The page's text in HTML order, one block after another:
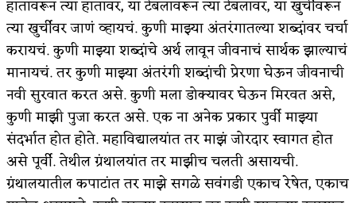
जोशी
डेंग्यू: ताप उतरला म्हणजे धोका टळला असे नाही!
४ जुलै – इतिहासात घडलेल्या महत्त्वाच्या घटना
सुवर्ण – झळाळी
‘अर्थ’पूर्ण हास्य
अष्टपैलू : खंडू रांगणेकर
हातावरून त्या हातावर, या टेबलावरून त्या टेबलावर, या खुर्चीवरून
त्या खुर्चीवर जाणं व्हायचं. कुणी माझ्या अंतरंगातल्या शब्दांवर चर्चा
करायचं. कुणी माझ्या शब्दांचे अर्थ लावून जीवनाचं सार्थक झाल्याचं
मानायचं. तर कुणी माझ्या अंतरंगी शब्दांची प्रेरणा घेऊन जीवनाची
नवी सुरवात करत असे. कुणी मला डोक्यावर घेऊन मिरवत असे,
कुणी माझी पुजा करत असे. एक ना अनेक प्रकार पुर्वी माझ्या
संदर्भात होत होते. महाविद्यालयांत तर माझं जोरदार स्वागत होत
असे पूर्वी. तेथील ग्रंथालयांत तर माझीच चलती असायची.
ग्रंथालयातील कपाटांत तर माझे सगळे सवंगडी एकाच रेषेत, एकाच